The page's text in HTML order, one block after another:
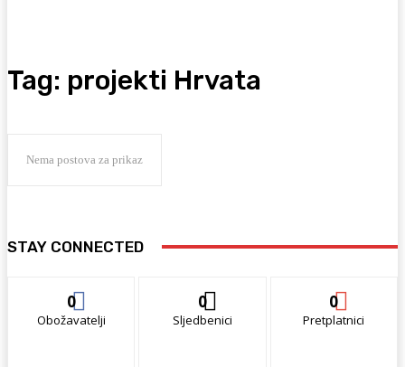
Tag: projekti Hrvata
Nema postova za prikaz
STAY CONNECTED
0
Obožavatelji
0
Sljedbenici
0
Pretplatnici